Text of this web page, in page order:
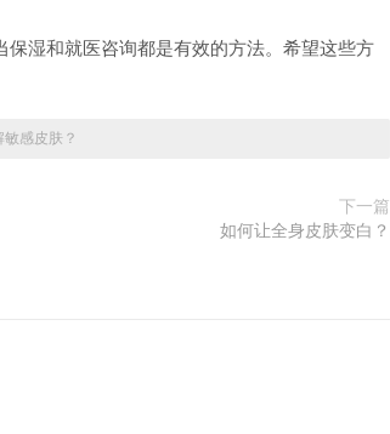
湿和就医咨询都是有效的方法。希望这些方
敏感皮肤？
下一篇
如何让全身皮肤变白？